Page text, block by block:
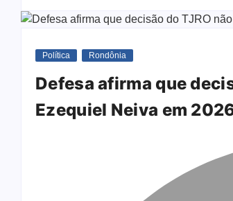
Política Rondônia
Defesa afirma que
Ezequiel Neiva em